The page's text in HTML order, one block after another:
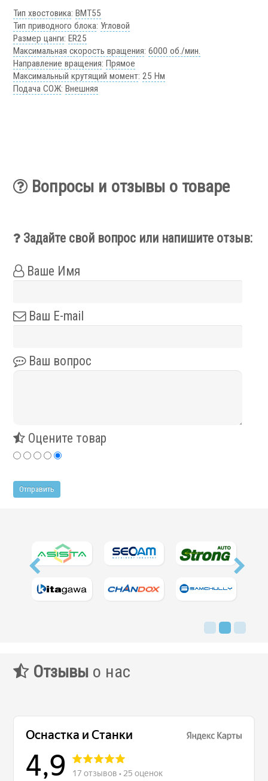
Тип хвостовика:BMT55
Тип приводного блока: Угловой
Размер цанги:ER25
Максимальная скорость вращения:6000 об./мин.
Направление вращения:Прямое
Максимальный крутящий момент:25 Нм
Подача СОЖ:Внешняя
Вопросы и отзывы о товаре
Задайте свой вопрос или напишите отзыв:
Ваше Имя
Ваш E-mail
Ваш вопрос
Оцените товар
Отзывы о нас